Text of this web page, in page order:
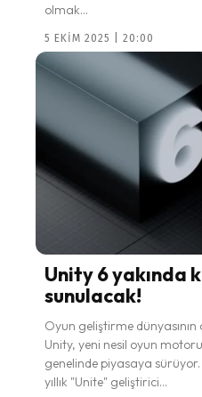
olmak...
5 EKIM 2025 | 20:00
Unity 6 yakında
sunulacak!
Oyun geliştirme
Unity, yeni nesil oyun
genelinde piyasaya
yıllık "Unite" geliştirici...